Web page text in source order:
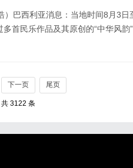
）巴西利亚消息：当地时间8月3
首民乐作品及其原创的“中华风韵
下一页 尾页
3122 条